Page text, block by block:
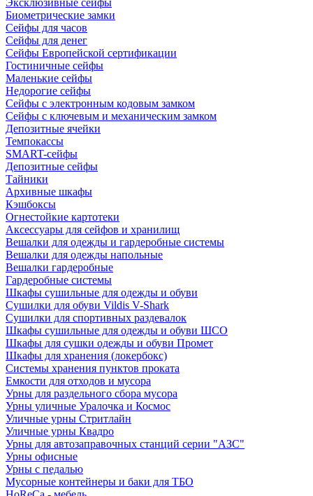
Эксклюзивные сейфы
Биометрические замки
Сейфы для часов
Сейфы для денег
Сейфы Европейской сертификации
Гостиничные сейфы
Маленькие сейфы
Недорогие сейфы
Сейфы с электронным кодовым замком
Сейфы с ключевым и механическим замком
Депозитные ячейки
Темпокассы
SMART-сейфы
Депозитные сейфы
Тайники
Архивные шкафы
Кэшбоксы
Огнестойкие картотеки
Аксессуары для сейфов и хранилищ
Вешалки для одежды и гардеробные системы
Вешалки для одежды напольные
Вешалки гардеробные
Гардеробные системы
Шкафы сушильные для одежды и обуви
Сушилки для обуви Vildis V-Shark
Сушилки для спортивных раздевалок
Шкафы сушильные для одежды и обуви ШСО
Шкафы для сушки одежды и обуви Промет
Шкафы для хранения (локербокс)
Системы хранения пунктов проката
Емкости для отходов и мусора
Урны для раздельного сбора мусора
Урны уличные Уралочка и Космос
Уличные урны Стритлайн
Уличные урны Квадро
Урны для автозаправочных станций серии "АЗС"
Урны офисные
Урны с педалью
Мусорные контейнеры и баки для ТБО